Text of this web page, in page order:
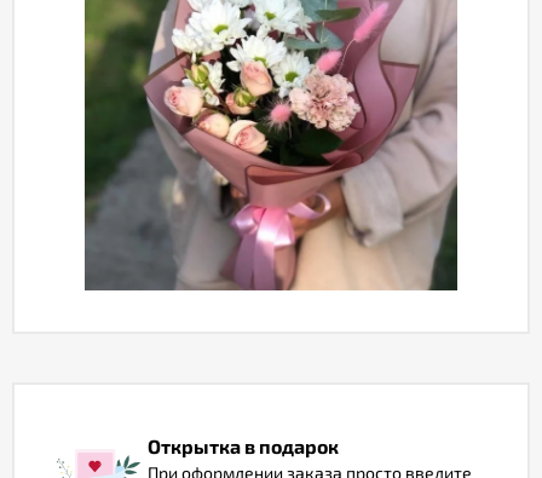
Вопрос-
конфиденциальности
Открытка в подарок
При оформлении заказа просто введите